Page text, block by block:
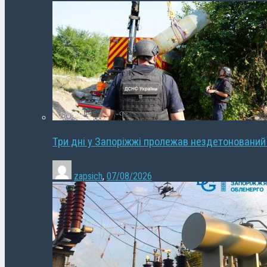
Три дні у Запоріжжі пролежав
zapsich, 07/08/2026